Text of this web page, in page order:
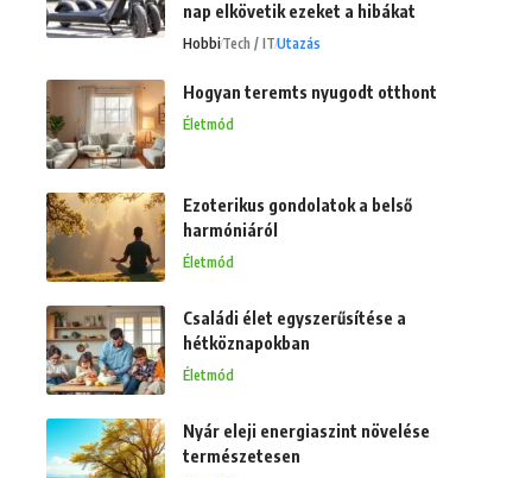
nap elkövetik ezeket a hibákat
HobbiTech / ITUtazás
Hogyan teremts nyugodt otthont
Életmód
Ezoterikus gondolatok a belső
harmóniáról
Életmód
Családi élet egyszerűsítése a
hétköznapokban
Életmód
Nyár eleji energiaszint növelése
természetesen